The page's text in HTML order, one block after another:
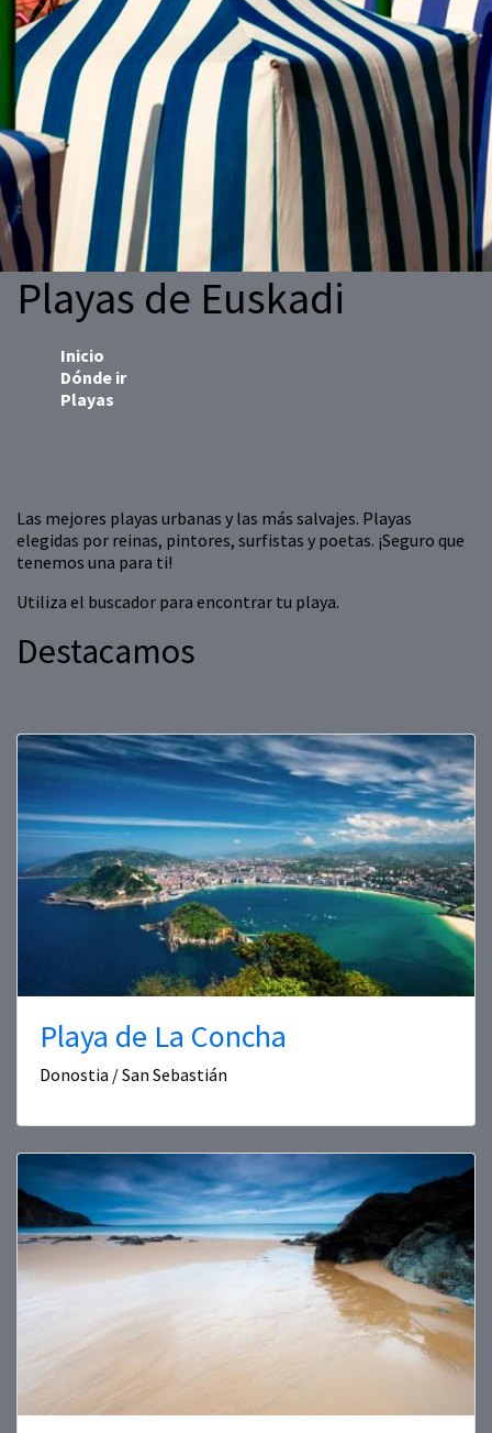
Playas de Euskadi
Inicio
Dónde ir
Playas
Las mejores playas urbanas y las más salvajes. Playas
elegidas por reinas, pintores, surfistas y poetas. ¡Seguro que
tenemos una para ti!
Utiliza el buscador para encontrar tu playa.
Destacamos
Playa de La Concha
Donostia / San Sebastián